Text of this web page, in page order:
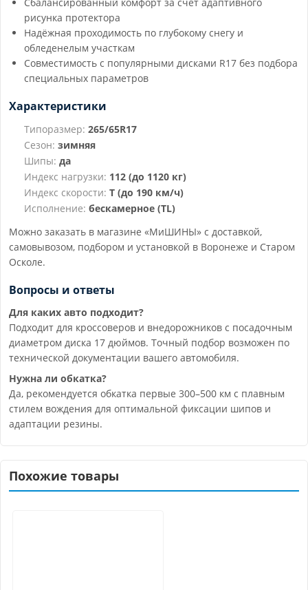
рисунка протектора
Надёжная проходимость по глубокому снегу и
обледенелым участкам
Совместимость с популярными дисками R17 без подбора
специальных параметров
Характеристики
Типоразмер: 265/65R17
Сезон: зимняя
Шипы: да
Индекс нагрузки: 112 (до 1120 кг)
Индекс скорости: T (до 190 км/ч)
Исполнение: бескамерное (TL)
Можно заказать в магазине «МиШИНЫ» с доставкой,
самовывозом, подбором и установкой в Воронеже и Старом
Осколе.
Вопросы и ответы
Для каких авто подходит?
Подходит для кроссоверов и внедорожников с посадочным
диаметром диска 17 дюймов. Точный подбор возможен по
технической документации вашего автомобиля.
Нужна ли обкатка?
Да, рекомендуется обкатка первые 300–500 км с плавным
стилем вождения для оптимальной фиксации шипов и
адаптации резины.
Похожие товары